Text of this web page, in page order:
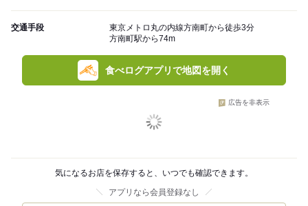
交通手段
東京メトロ丸の内線方南町から徒歩3分
方南町駅から74m
食べログアプリで地図を開く
広告を非表示
気になるお店を保存すると、いつでも確認できます。
アプリなら会員登録なし